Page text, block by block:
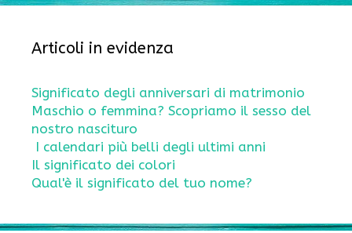
Articoli in evidenza
Significato degli anniversari di matrimonio
Maschio o femmina? Scopriamo il sesso del
nostro nascituro
I calendari più belli degli ultimi anni
Il significato dei colori
Qual'è il significato del tuo nome?